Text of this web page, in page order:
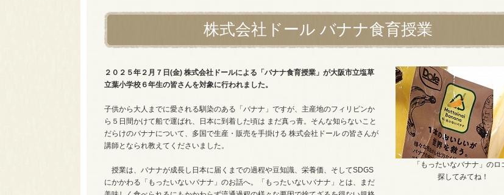
株式会社ドール バナナ食育授業
２０２５年２月７日(金) 株式会社ドールによる「バナナ食育授業」が大阪市立塩草
立葉小学校６年生の皆さんを対象に行われました。
子供から大人までに愛される馴染のある「バナナ」ですが、主産地のフィリピンか
ら５日間かけて船で運ばれ、日本に到着した頃は まだ真っ青。そんな知らないこと
だらけのバナナについて、多国で生産・販売を手掛ける 株式会社ドール の皆さんが
講師となられ教えてくださいました。
授業は、バナナが成長し日本に届くまでの過程や豆知識、栄養価、そしてSDGS
にかかわる「もったいないバナナ」のお話へ。「もったいないバナナ」とは、まだ
「もったいなバナナ」のロ
探してみてね！